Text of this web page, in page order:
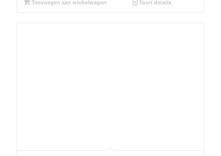
Toevoegen aan winkelwagen Toon details